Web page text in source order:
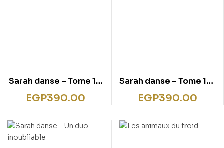
Sarah danse – Tome 11 :
Le ballet de l’amitié
EGP390.00
Sarah danse – Tome 10 :
Valse sur glace
EGP390.00